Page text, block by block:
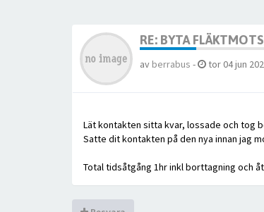
RE: BYTA
av berrabus - tor 04 jun
Lät kontakten sitta kvar, lossade och tog
Satte dit kontakten på den nya innan jag
Total tidsåtgång 1hr inkl borttagning och